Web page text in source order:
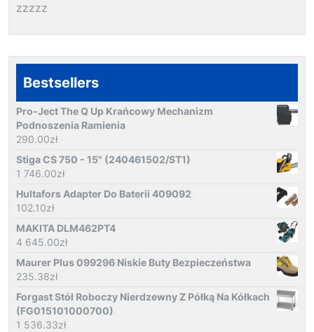
zzzzz
Bestsellers
Pro-Ject The Q Up Krańcowy Mechanizm
Podnoszenia Ramienia
290.00zł
Stiga CS 750 - 15" (240461502/ST1)
1 746.00zł
Hultafors Adapter Do Baterii 409092
102.10zł
MAKITA DLM462PT4
4 645.00zł
Maurer Plus 099296 Niskie Buty Bezpieczeństwa
235.38zł
Forgast Stół Roboczy Nierdzewny Z Półką Na Kółkach
(FG015101000700)
1 536.33zł